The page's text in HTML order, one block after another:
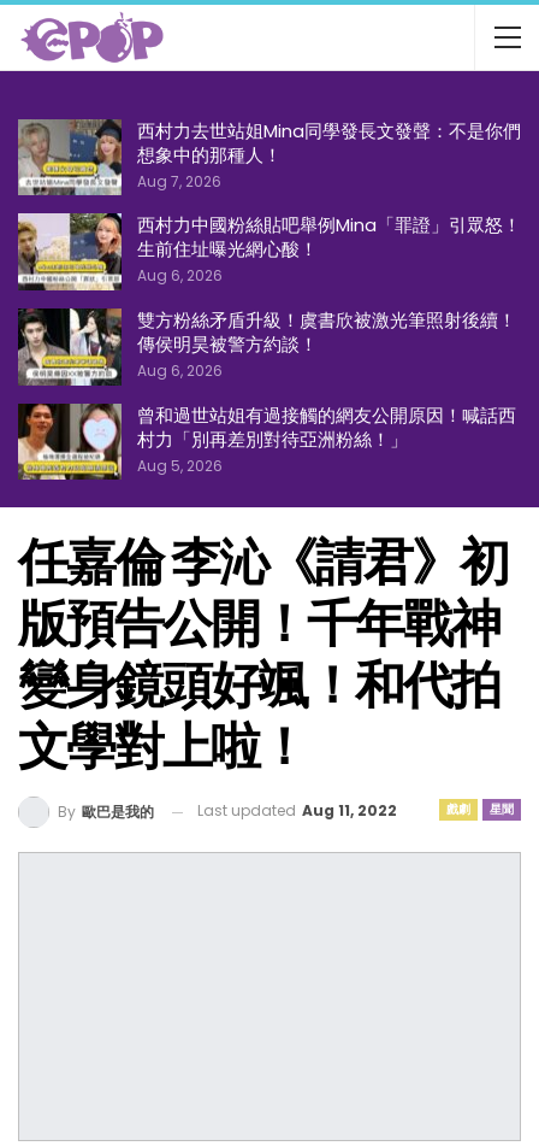
西村力去世站姐Mina同學發長文發聲：不是你們
想象中的那種人！
Aug 7, 2026
西村力中國粉絲貼吧舉例Mina「罪證」引眾怒！
生前住址曝光網心酸！
Aug 6, 2026
雙方粉絲矛盾升級！虞書欣被激光筆照射後續！
傳侯明昊被警方約談！
Aug 6, 2026
曾和過世站姐有過接觸的網友公開原因！喊話西
村力「別再差別對待亞洲粉絲！」
Aug 5, 2026
任嘉倫 李沁《請君》初
版預告公開！千年戰神
變身鏡頭好颯！和代拍
文學對上啦！
戲劇 星聞
By 歐巴是我的 Last updated Aug 11, 2022